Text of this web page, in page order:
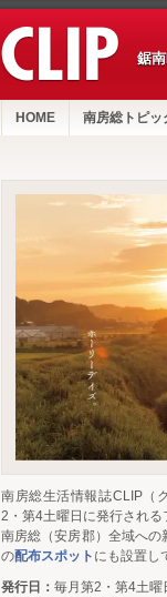
鋸
HOME 南房総トピッ
南房総生活情報誌CLIP（
2・第4土曜日に発行される
南房総（安房郡）全域への
の配布スポット にも設置し
発行日： 毎月第2・第4土曜